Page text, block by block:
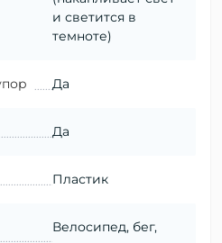
и светится в
темноте)
Да
Да
Пластик
Велосипед, бег,